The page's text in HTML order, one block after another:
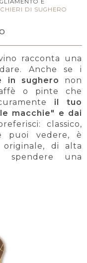
DI SUGHERO
racconta una
Anche se i
in sughero non
o pinte che
il tuo
macchie" e dai
classico,
puoi vedere, è
originale, di alta
spendere una